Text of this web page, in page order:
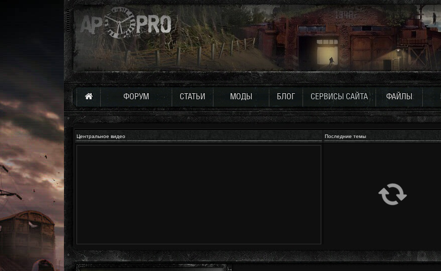
ФОРУМ СТАТЬИ МОДЫ БЛОГ СЕРВИСЫ САЙТА ФАЙЛЫ
Центральное видео Последние темы